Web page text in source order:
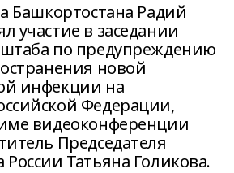
Башкортостана Радий
участие в заседании
по предупреждению
новой
инфекции на
Федерации,
видеоконференции
Председателя
России Татьяна Голикова.